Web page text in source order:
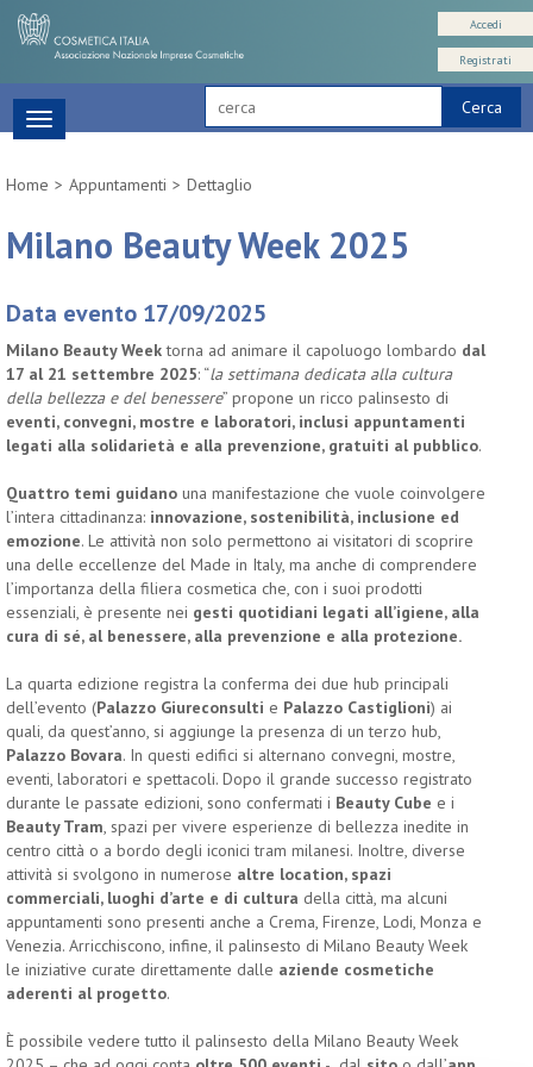
Cerca
Accedi
Registrati
Toggle
navigation
Home
Appuntamenti Dettaglio
Milano Beauty Week 2025
Data evento 17/09/2025
Milano Beauty Weektorna ad animare il capoluogo lombardo dal
17 al 21 settembre 2025: “la settimana dedicata alla cultura
della bellezza e del benessere” propone un ricco palinsesto di
eventi, convegni, mostre e laboratori, inclusi appuntamenti
legati alla solidarietà e alla prevenzione, gratuiti al pubblico.
Quattro temi guidano una manifestazione che vuole coinvolgere
l’intera cittadinanza: innovazione, sostenibilità, inclusione ed
emozione. Le attività non solo permettono ai visitatori di scoprire
una delle eccellenze del Made in Italy, ma anche di comprendere
l’importanza della filiera cosmetica che, con i suoi prodotti
essenziali, è presente nei gesti quotidiani legati all’igiene, alla
cura di sé, al benessere, alla prevenzione e alla protezione.
La quarta edizione registra la conferma dei due hub principali
dell’evento (Palazzo Giureconsulti e Palazzo Castiglioni) ai
quali, da quest’anno, si aggiunge la presenza di un terzo hub,
Palazzo Bovara. In questi edifici si alternano convegni, mostre,
eventi, laboratori e spettacoli. Dopo il grande successo registrato
durante le passate edizioni, sono confermati i Beauty Cube e i
Beauty Tram, spazi per vivere esperienze di bellezza inedite in
centro città o a bordo degli iconici tram milanesi. Inoltre, diverse
attività si svolgono in numerose altre location, spazi
commerciali, luoghi d’arte e di cultura della città, ma alcuni
appuntamenti sono presenti anche a Crema, Firenze, Lodi, Monza e
Venezia. Arricchiscono, infine, il palinsesto di Milano Beauty Week
le iniziative curate direttamente dalle aziende cosmetiche
aderenti al progetto.
È possibile vedere tutto il palinsesto della Milano Beauty Week